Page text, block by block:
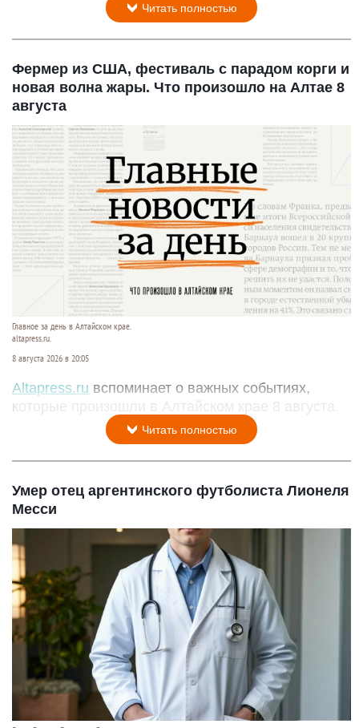
Читать полностью
Фермер из США, фестиваль с парадом корги и
новая волна жары. Что произошло на Алтае 8
августа
Главное за день в Алтайском крае.
altapress.ru.
8 августа 2026 в 20:05
Altapress.ru вспоминает о важных событиях,
которые произошли в Алтайском крае 8 августа.
Читать полностью
Умер отец аргентинского футболиста Лионеля
Месси